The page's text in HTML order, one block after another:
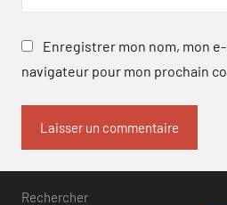
Enregistrer mon nom, mon
navigateur pour mon prochain
Rechercher